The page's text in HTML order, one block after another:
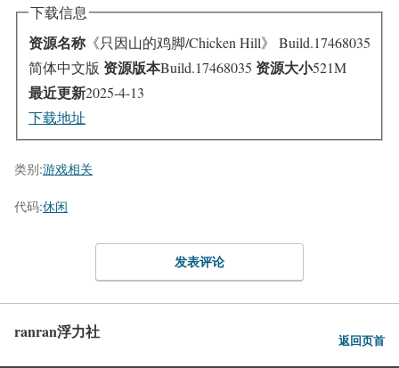
下载信息
资源名称 《只因山的鸡脚/Chicken Hill》 Build.17468035
简体中文版 资源版本Build.17468035 资源大小521M
最近更新2025-4-13
下载地址
类别:游戏相关
代码:休闲
发表评论
ranran浮力社 返回页首